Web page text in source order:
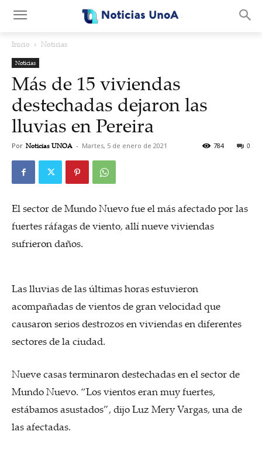
Inicio Noticias
Noticias
Más de 15 viviendas
destechadas dejaron las
lluvias en Pereira
Por Noticias UNOA - Martes, 5 de enero de 2021 0
784
El sector de Mundo Nuevo fue el más afectado por las
fuertes ráfagas de viento, allí nueve viviendas
sufrieron daños.
Las lluvias de las últimas horas estuvieron
acompañadas de vientos de gran velocidad que
causaron serios destrozos en viviendas en diferentes
sectores de la ciudad.
Nueve casas terminaron destechadas en el sector de
Mundo Nuevo. “Los vientos eran muy fuertes,
estábamos asustados”, dijo Luz Mery Vargas, una de
las afectadas.